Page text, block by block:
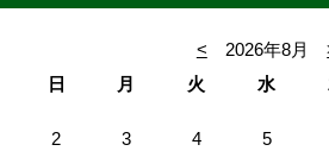
< 2026年8月
日
月 火 水
2
3 4 5